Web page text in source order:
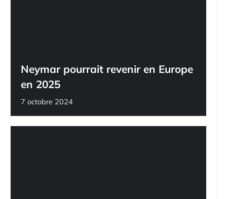
Neymar pourrait revenir en Europe
en 2025
7 octobre 2024